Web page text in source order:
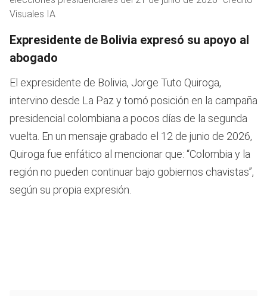
Visuales IA
Expresidente de Bolivia expresó su apoyo al
abogado
El expresidente de Bolivia, Jorge Tuto Quiroga,
intervino desde La Paz y tomó posición en la campaña
presidencial colombiana a pocos días de la segunda
vuelta. En un mensaje grabado el 12 de junio de 2026,
Quiroga fue enfático al mencionar que: “Colombia y la
región no pueden continuar bajo gobiernos chavistas”,
según su propia expresión.